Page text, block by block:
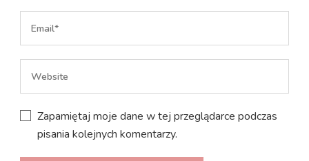
Zapamiętaj moje dane w tej przeglądarce podczas
pisania kolejnych komentarzy.